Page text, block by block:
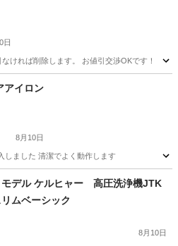
日
ければ削除します。 お値引交渉OKです！
キッチン家電
アイロン
8月10日
しました 清潔でよく動作します
生活家電
高圧洗浄機JTK
ムベーシック
8月10日